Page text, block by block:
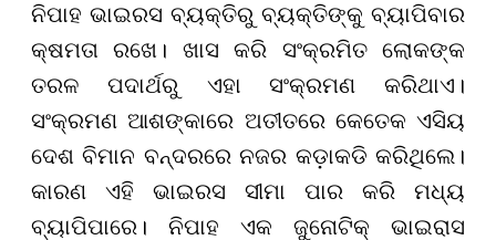
ନିପାହ ଭାଇରସ ବ୍ୟକ୍ତିରୁ ବ୍ୟକ୍ତିଙ୍କୁ ବ୍ୟାପିବାର
କ୍ଷମତା ରଖେ। ଖାସ କରି ସଂକ୍ରମିତ ଲୋକଙ୍କ
ତରଳ ପଦାର୍ଥରୁ ଏହା ସଂକ୍ରମଣ କରିଥାଏ।
ସଂକ୍ରମଣ ଆଶଙ୍କାରେ ଅତୀତରେ କେତେକ ଏସିୟ
ଦେଶ ବିମାନ ବନ୍ଦରରେ ନଜର କଡ଼ାକଡି କରିଥିଲେ।
କାରଣ ଏହି ଭାଇରସ ସୀମା ପାର କରି ମଧ୍ୟ
ବ୍ୟାପିପାରେ। ନିପାହ ଏକ ଜୁନୋଟିକ୍ ଭାଇରାସ